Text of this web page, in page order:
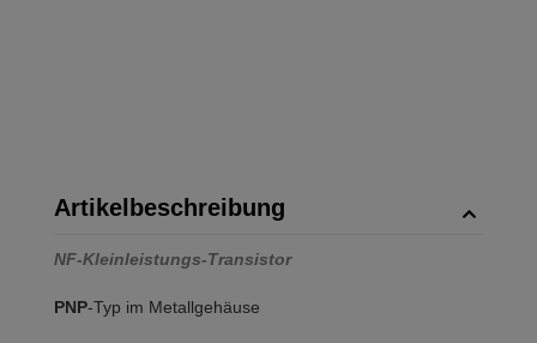
Artikelbeschreibung
NF-Kleinleistungs-Transistor
PNP-Typ im Metallgehäuse